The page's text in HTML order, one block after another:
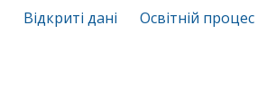
Відкриті дані Освітній процес